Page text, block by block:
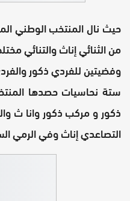
حيث نال المنتخب الوطني
من الثنائي إناث والتنائي
وفضيتين للفردي ذكور
ستة نحاسيات حصدها
ذكور و مركب ذكور وانا ث
التصاعدي إناث وفي الرمي